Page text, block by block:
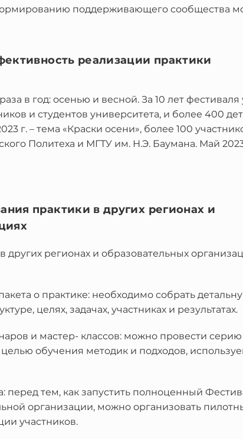
поддерживающего сообщества
реализации практики
в год: осенью и весной. За 10 лет фестиваля
и студентов университета, и более 400
г. – тема «Краски осени», более 100
Политеха и МГТУ им. Н.Э. Баумана. Май 2023
практики в других регионах и
регионах и образовательных
о практике: необходимо собрать
целях, задачах, участниках и результатах.
и мастер- классов: можно провести
обучения методик и подходов,
перед тем, как запустить полноценный
организации, можно организовать
участников.